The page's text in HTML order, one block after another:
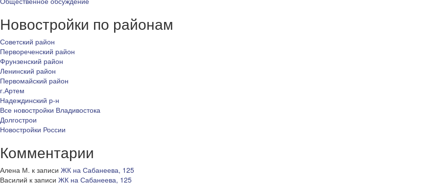
Новостройки по районам
Советский район
Первореченский район
Фрунзенский район
Ленинский район
Первомайский район
г.Артем
Надеждинский р-н
Все новостройки Владивостока
Долгострои
Новостройки России
Комментарии
Алена М. к записи ЖК на Сабанеева, 125
Василий к записи ЖК на Сабанеева, 125